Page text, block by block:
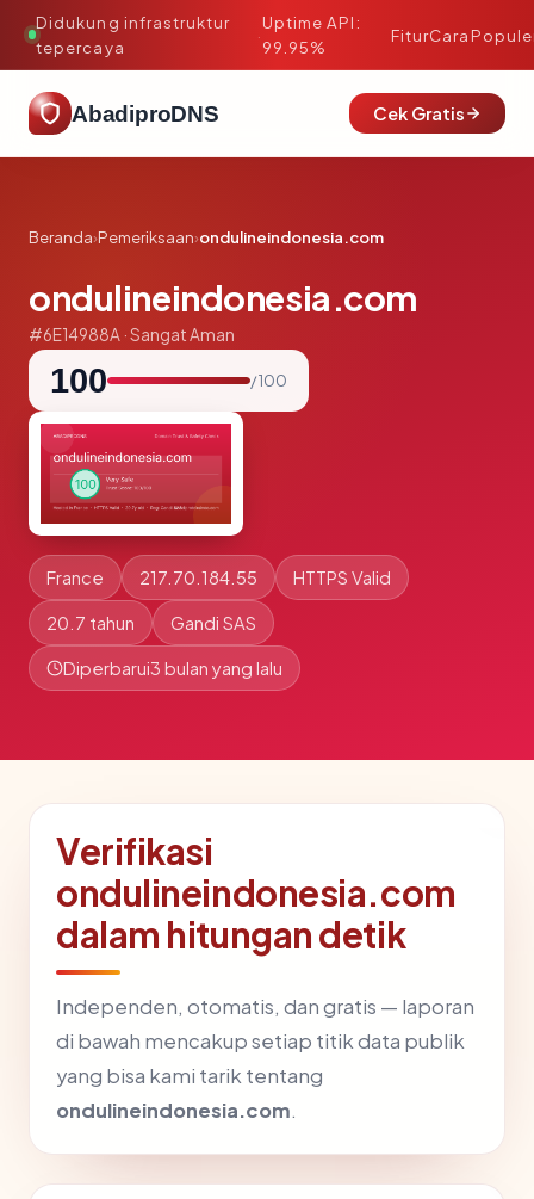
Didukung infrastruktur
tepercaya
·
Uptime API:
99.95%
FiturCara
AbadiproDNS Cek Gratis
Beranda›Pemeriksaan›ondulineindonesia.com
ondulineindonesia.com
#6E14988A · Sangat Aman
100 / 100
France 217.70.184.55 HTTPS Valid
20.7 tahun Gandi SAS
Diperbarui3 bulan yang lalu
Verifikasi
ondulineindonesia.com
dalam hitungan detik
Independen, otomatis, dan gratis — laporan
di bawah mencakup setiap titik data publik
yang bisa kami tarik tentang
ondulineindonesia.com.